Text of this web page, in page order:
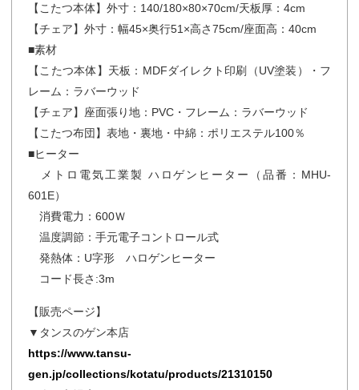
【こたつ本体】外寸：140/180×80×70cm/天板厚：4cm
【チェア】外寸：幅45×奥行51×高さ75cm/座面高：40cm
■素材
【こたつ本体】天板：MDFダイレクト印刷（UV塗装）・フ
レーム：ラバーウッド
【チェア】座面張り地：PVC・フレーム：ラバーウッド
【こたつ布団】表地・裏地・中綿：ポリエステル100％
■ヒーター
メトロ電気工業製 ハロゲンヒーター（品番：MHU-
601E）
消費電力：600Ｗ
温度調節：手元電子コントロール式
発熱体：U字形 ハロゲンヒーター
コード長さ:3m
【販売ページ】
▼タンスのゲン本店
https://www.tansu-
gen.jp/collections/kotatu/products/21310150